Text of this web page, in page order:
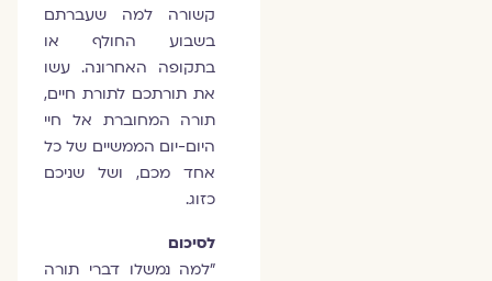
קשורה למה שעברתם
בשבוע החולף או
בתקופה האחרונה. עשו
את תורתכם לתורת חיים,
תורה המחוברת אל חיי
היום-יום הממשיים של כל
אחד מכם, ושל שניכם
כזוג.
לסיכום
"למה נמשלו דברי תורה